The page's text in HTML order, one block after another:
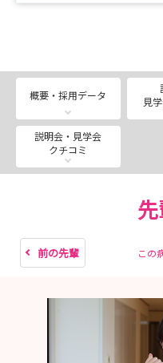
8/15（土）9月5日（土
月17日（土）11月7日（
（土）12月19日（土）
＊９月以降は看護部ホ
◆採用試験
2027年度卒は終了しま
「ひとりにさせない新
ト」
◆「ひとりにさせない」
概要・採用データ
見
説明会・見学会
クチコミ
前の先輩 この